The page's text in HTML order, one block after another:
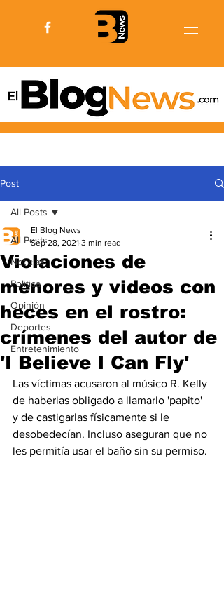
Post
All Posts
Noticias
Politica
Opinión
Deportes
Entretenimiento
All Posts
Violaciones de
menores y videos con
heces en el rostro:
crímenes del autor de
'I Believe I Can Fly'
El Blog News
Sep 28, 2021 3 min read
Las víctimas acusaron al músico R. Kelly
de haberlas obligado a llamarlo 'papito'
y de castigarlas físicamente si le
desobedecían. Incluso aseguran que no
les permitía usar el baño sin su permiso.